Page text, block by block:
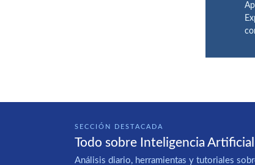
SECCIÓN DESTACADA
Todo sobre Inteligencia Artificial
Análisis diario, herramientas y tutoriales